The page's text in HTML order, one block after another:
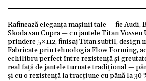
Rafinează eleganța mașinii tale — fie Audi,
Skoda sau Cupra — cu jantele Titan Vossen
prindere 5×112, finisaj Titan subtil, design
Fabricate prin tehnologia Flow Forming,
echilibru perfect între rezistență și
real față de jantele turnate tradițional —
și cu o rezistență la tracțiune cu până la 30